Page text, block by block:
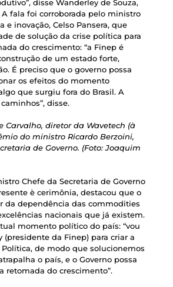
disse Wanderley de Souza,
fala foi corroborada pelo ministro
e inovação, Celso Pansera, que
de solução da crise política para
do crescimento: “a Finep é
de um estado forte,
É preciso que o governo possa
os efeitos do momento
que surgiu fora do Brasil. A
disse.
Carvalho, diretor da Wavetech (à
do ministro Ricardo Berzoini,
de Governo. (Foto: Joaquim
Chefe da Secretaria de Governo
è cerimônia, destacou que o
da dependência das commodities
nacionais que já existem.
momento político do país: “vou
(presidente da Finep) para criar a
de modo que solucionemos
o país, e o Governo possa
retomada do crescimento”.